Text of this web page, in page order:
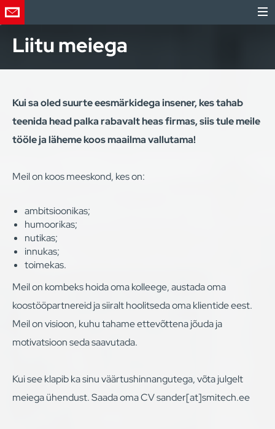
Liitu meiega
Kui sa oled suurte eesmärkidega insener, kes tahab
teenida head palka rabavalt heas firmas, siis tule meile
tööle ja läheme koos maailma vallutama!
Meil on koos meeskond, kes on:
ambitsioonikas;
humoorikas;
nutikas;
innukas;
toimekas.
Meil on kombeks hoida oma kolleege, austada oma
koostööpartnereid ja siiralt hoolitseda oma klientide eest.
Meil on visioon, kuhu tahame ettevõttena jõuda ja
motivatsioon seda saavutada.
Kui see klapib ka sinu väärtushinnangutega, võta julgelt
meiega ühendust. Saada oma CV sander[at]smitech.ee